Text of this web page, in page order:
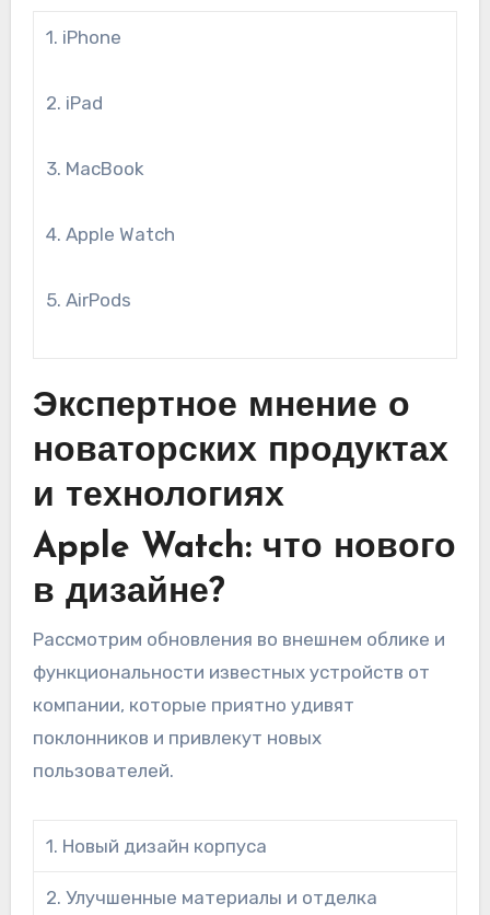
1. iPhone
2. iPad
3. MacBook
4. Apple Watch
5. AirPods
Экспертное мнение о
новаторских продуктах
и технологиях
Apple Watch: что нового
в дизайне?
Рассмотрим обновления во внешнем облике и
функциональности известных устройств от
компании, которые приятно удивят
поклонников и привлекут новых
пользователей.
1. Новый дизайн корпуса
2. Улучшенные материалы и отделка